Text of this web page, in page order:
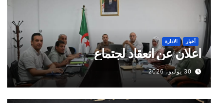
أخبار الادارة
اعلان عن انعقاد لجتماع
30 يوليو، 2026